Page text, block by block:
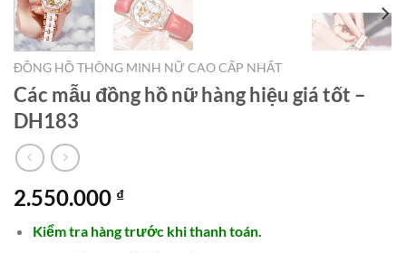
ĐỒNG HỒ THÔNG MINH NỮ CAO CẤP NHẤT
Các mẫu đồng hồ nữ hàng hiệu giá tốt –
DH183
2.550.000 ₫
Kiểm tra hàng trước khi thanh toán.